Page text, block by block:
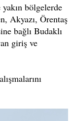
bölgelerde
Akyazı, Örentaş
bağlı Budaklı
giriş ve